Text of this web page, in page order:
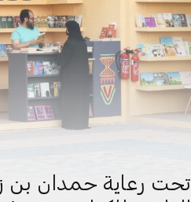
تحت رعاية حمدان بن